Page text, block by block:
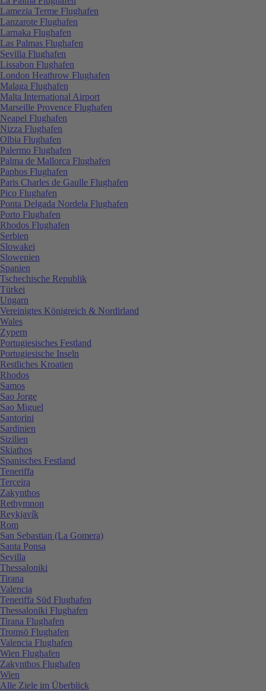
Lamezia Terme Flughafen
Lanzarote Flughafen
Larnaka Flughafen
Las Palmas Flughafen
Sevilla Flughafen
Lissabon Flughafen
London Heathrow Flughafen
Malaga Flughafen
Malta International Airport
Marseille Provence Flughafen
Neapel Flughafen
Nizza Flughafen
Olbia Flughafen
Palermo Flughafen
Palma de Mallorca Flughafen
Paphos Flughafen
Paris Charles de Gaulle Flughafen
Pico Flughafen
Ponta Delgada Nordela Flughafen
Porto Flughafen
Rhodos Flughafen
Serbien
Slowakei
Slowenien
Spanien
Tschechische Republik
Türkei
Ungarn
Vereinigtes Königreich & Nordirland
Wales
Zypern
Portugiesisches Festland
Portugiesische Inseln
Restliches Kroatien
Rhodos
Samos
Sao Jorge
Sao Miguel
Santorini
Sardinien
Sizilien
Skiathos
Spanisches Festland
Teneriffa
Terceira
Zakynthos
Rethymnon
Reykjavík
Rom
San Sebastian (La Gomera)
Santa Ponsa
Sevilla
Thessaloniki
Tirana
Valencia
Teneriffa Süd Flughafen
Thessaloniki Flughafen
Tirana Flughafen
Tromsö Flughafen
Valencia Flughafen
Wien Flughafen
Zakynthos Flughafen
Wien
Alle Ziele im Überblick